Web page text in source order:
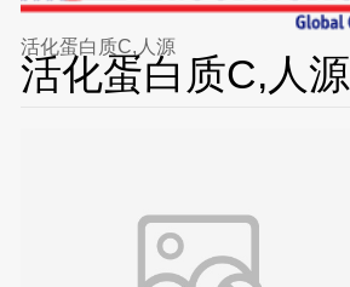
活化蛋白质C,人源
活化蛋白质C,人源